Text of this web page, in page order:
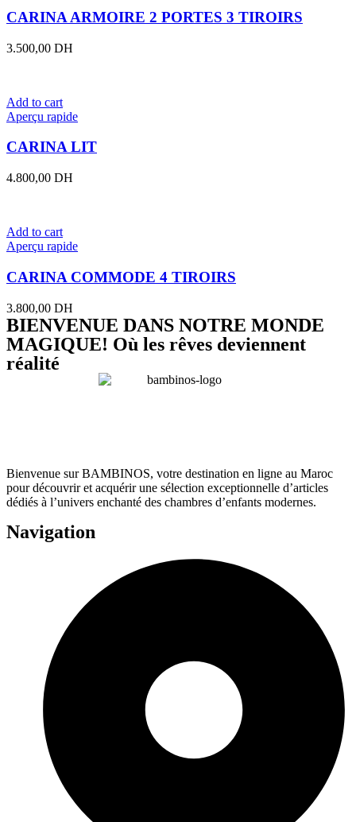
CARINA ARMOIRE 2 PORTES 3 TIROIRS
3.500,00 DH
Add to cart
Aperçu rapide
CARINA LIT
4.800,00 DH
Add to cart
Aperçu rapide
CARINA COMMODE 4 TIROIRS
3.800,00 DH
BIENVENUE DANS NOTRE MONDE
MAGIQUE! Où les rêves deviennent
réalité
Bienvenue sur BAMBINOS, votre destination en ligne au Maroc
pour découvrir et acquérir une sélection exceptionnelle d’articles
dédiés à l’univers enchanté des chambres d’enfants modernes.
Navigation